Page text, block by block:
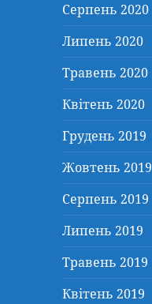
Серпень 2020
Липень 2020
Травень 2020
Квітень 2020
Грудень 2019
Жовтень 2019
Серпень 2019
Липень 2019
Травень 2019
Квітень 2019